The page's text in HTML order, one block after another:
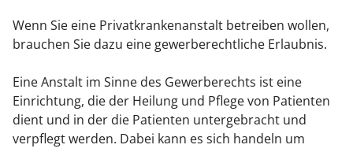
Wenn Sie eine Privatkrankenanstalt betreiben wollen,
brauchen Sie dazu eine gewerberechtliche Erlaubnis.
Eine Anstalt im Sinne des Gewerberechts ist eine
Einrichtung, die der Heilung und Pflege von Patienten
dient und in der die Patienten untergebracht und
verpflegt werden. Dabei kann es sich handeln um